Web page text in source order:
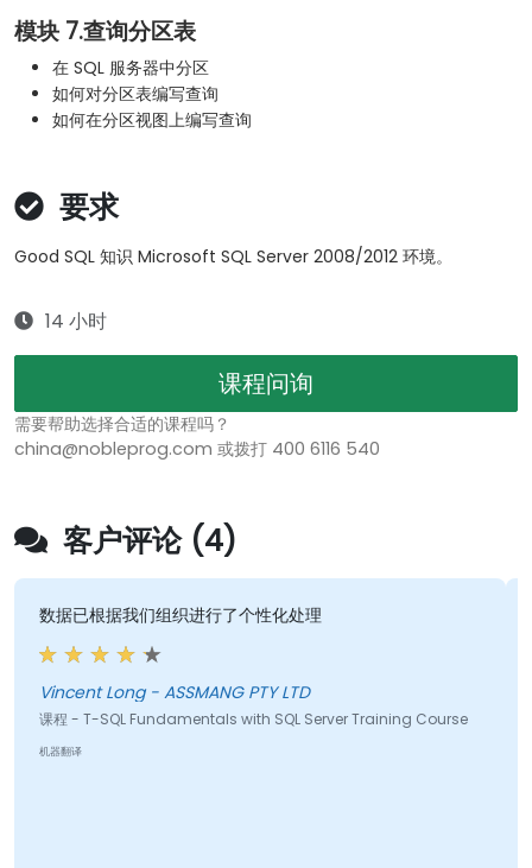
模块 7.查询分区表
在 SQL 服务器中分区
如何对分区表编写查询
如何在分区视图上编写查询
要求
Good SQL 知识 Microsoft SQL Server 2008/2012 环境。
14 小时
课程问询
需要帮助选择合适的课程吗？
china@nobleprog.com 或拨打 400 6116 540
客户评论 (4)
数据已根据我们组织进行了个性化处理
Vincent Long - ASSMANG PTY LTD
课程 - T-SQL Fundamentals with SQL Server Training Course
机器翻译